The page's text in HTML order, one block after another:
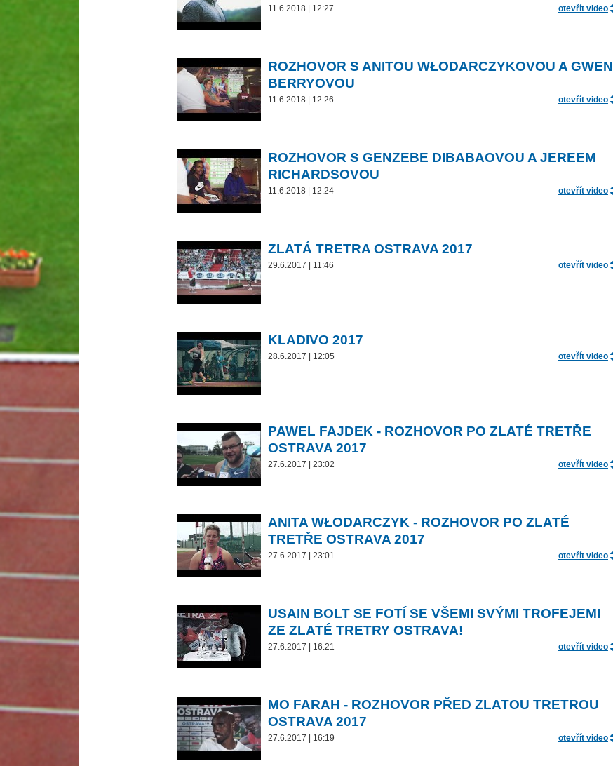
11.6.2018 | 12:27 otevřít video
ROZHOVOR S ANITOU WŁODARCZYKOVOU A GWEN
BERRYOVOU
11.6.2018 | 12:26 otevřít video
ROZHOVOR S GENZEBE DIBABAOVOU A JEREEM
RICHARDSOVOU
11.6.2018 | 12:24 otevřít video
ZLATÁ TRETRA OSTRAVA 2017
29.6.2017 | 11:46 otevřít video
KLADIVO 2017
28.6.2017 | 12:05 otevřít video
PAWEL FAJDEK - ROZHOVOR PO ZLATÉ TRETŘE
OSTRAVA 2017
27.6.2017 | 23:02 otevřít video
ANITA WŁODARCZYK - ROZHOVOR PO ZLATÉ
TRETŘE OSTRAVA 2017
27.6.2017 | 23:01 otevřít video
USAIN BOLT SE FOTÍ SE VŠEMI SVÝMI TROFEJEMI
ZE ZLATÉ TRETRY OSTRAVA!
27.6.2017 | 16:21 otevřít video
MO FARAH - ROZHOVOR PŘED ZLATOU TRETROU
OSTRAVA 2017
27.6.2017 | 16:19 otevřít video